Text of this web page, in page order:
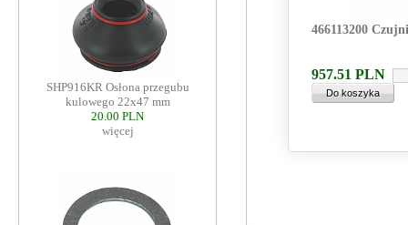
SHP916KR Osłona przegubu
kulowego 22x47 mm
20.00 PLN
więcej
466113200
957.51 PLN